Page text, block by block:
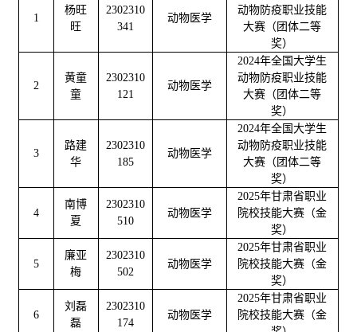
1
杨旺
旺
2302310
341
动物医学
动物防疫职业技能
大赛（团体二等
奖）
2
黄童
童
2302310
121
动物医学
2024年全国大学生
动物防疫职业技能
大赛（团体二等
奖）
3
路建
华
2302310
185
动物医学
2024年全国大学生
动物防疫职业技能
大赛（团体二等
奖）
4
南博
夏
2302310
510
动物医学
2025年甘肃省职业
院校技能大赛（金
奖）
5
廉亚
梅
2302310
502
动物医学
2025年甘肃省职业
院校技能大赛（金
奖）
6
刘磊
磊
2302310
174
动物医学
2025年甘肃省职业
院校技能大赛（金